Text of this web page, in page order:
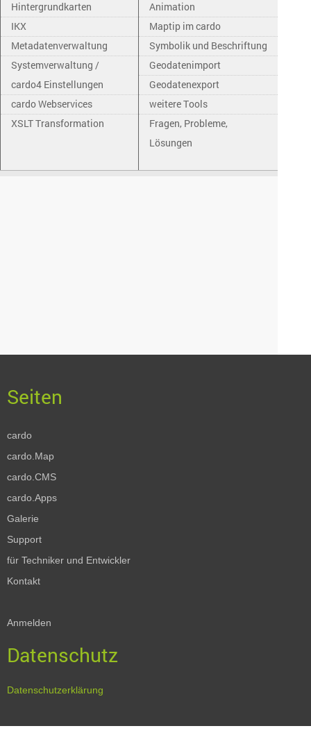
Hintergrundkarten
IKX
Metadatenverwaltung
Systemverwaltung /
cardo4 Einstellungen
cardo Webservices
XSLT Transformation
Animation
Maptip im cardo
Symbolik und Beschriftung
Geodatenimport
Geodatenexport
weitere Tools
Fragen, Probleme,
Lösungen
cardo
cardo.Map
cardo.CMS
cardo.Apps
Galerie
Support
für Techniker und Entwickler
Kontakt
Anmelden
Datenschutz
Datenschutzerklärung